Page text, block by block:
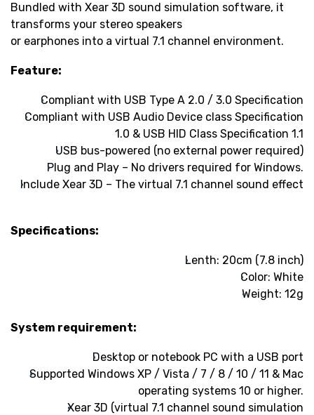
Bundled with Xear 3D sound simulation software, it
transforms your stereo speakers
or earphones into a virtual 7.1 channel environment.
Feature:
Compliant with USB Type A 2.0 / 3.0 Specification
Compliant with USB Audio Device class Specification
1.0 & USB HID Class Specification 1.1
USB bus-powered (no external power required)
Plug and Play – No drivers required for Windows.
Include Xear 3D – The virtual 7.1 channel sound effect
Specifications:
Lenth: 20cm (7.8 inch)
Color: White
Weight: 12g
System requirement:
Desktop or notebook PC with a USB port
Supported Windows XP / Vista / 7 / 8 / 10 / 11 & Mac
operating systems 10 or higher.
Xear 3D (virtual 7.1 channel sound simulation